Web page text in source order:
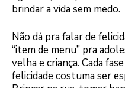
brindar a vida sem medo.
Não dá pra falar de
“item de menu” pra
velha e criança. Cada
felicidade costuma ser